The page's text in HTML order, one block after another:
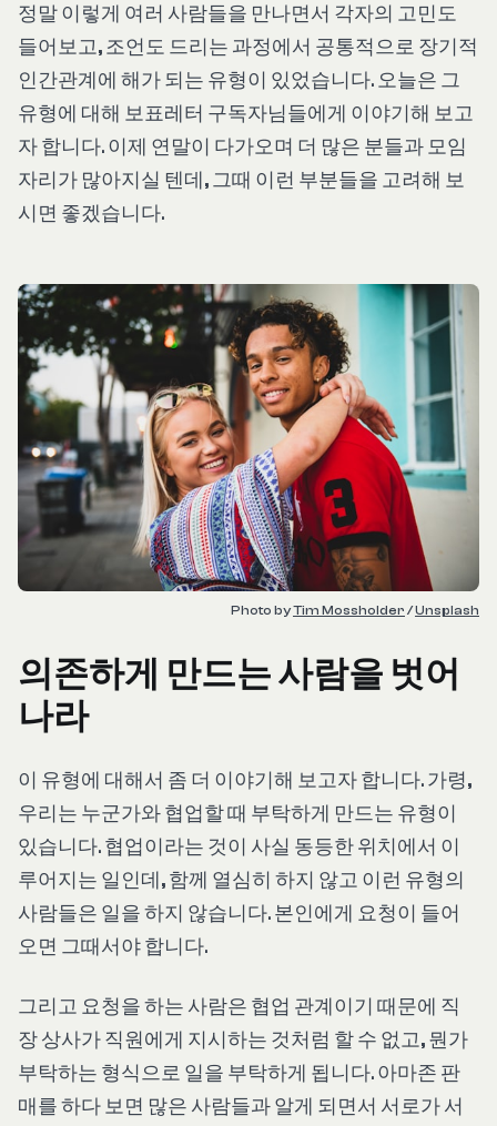
정말 이렇게 여러 사람들을 만나면서 각자의 고민도
들어보고, 조언도 드리는 과정에서 공통적으로 장기적
인간관계에 해가 되는 유형이 있었습니다. 오늘은 그
유형에 대해 보표레터 구독자님들에게 이야기해 보고
자 합니다. 이제 연말이 다가오며 더 많은 분들과 모임
자리가 많아지실 텐데, 그때 이런 부분들을 고려해 보
시면 좋겠습니다.
Photo by Tim Mossholder / Unsplash
의존하게 만드는 사람을 벗어
나라
이 유형에 대해서 좀 더 이야기해 보고자 합니다. 가령,
우리는 누군가와 협업할 때 부탁하게 만드는 유형이
있습니다. 협업이라는 것이 사실 동등한 위치에서 이
루어지는 일인데, 함께 열심히 하지 않고 이런 유형의
사람들은 일을 하지 않습니다. 본인에게 요청이 들어
오면 그때서야 합니다.
그리고 요청을 하는 사람은 협업 관계이기 때문에 직
장 상사가 직원에게 지시하는 것처럼 할 수 없고, 뭔가
부탁하는 형식으로 일을 부탁하게 됩니다. 아마존 판
매를 하다 보면 많은 사람들과 알게 되면서 서로가 서